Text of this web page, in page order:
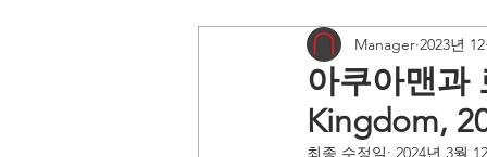
아쿠아맨과
Kingdom,
Manager 2023년
최종 수정일: 2024년 3월